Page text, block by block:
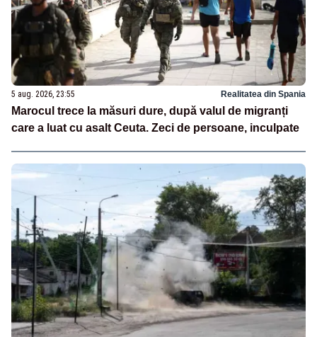
5 aug. 2026, 23:55 Realitatea din Spania
Marocul trece la măsuri dure, după valul de migranți
care a luat cu asalt Ceuta. Zeci de persoane, inculpate